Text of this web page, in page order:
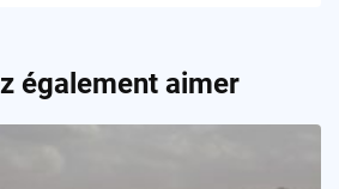
également aimer